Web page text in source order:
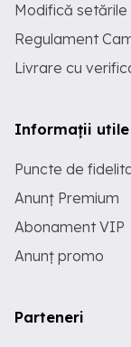
Modifică
Regulament
Livrare cu
Informații utile
Puncte de
Anunț Premium
Abonament VIP
Anunț promo
Parteneri